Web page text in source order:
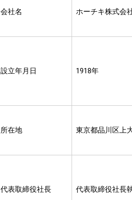
会社名 ホーチキ株式会
設立年月日 1918年
所在地 東京都品川区上
代表取締役社長 代表取締